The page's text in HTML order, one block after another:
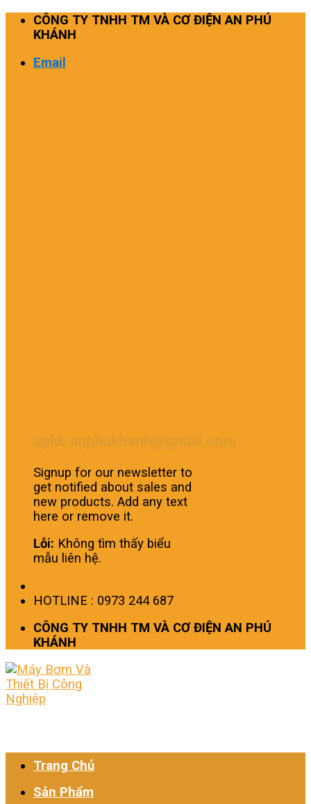
Skip
CÔNG TY TNHH TM VÀ CƠ ĐIỆN AN PHÚ
KHÁNH
Email
Signup for our newsletter to
get notified about sales and
new products. Add any text
here or remove it.
Lỗi: Không tìm thấy biểu
mẫu liên hệ.
HOTLINE : 0973 244 687
CÔNG TY TNHH TM VÀ CƠ ĐIỆN AN PHÚ
KHÁNH
Trang Chủ
Sản Phẩm